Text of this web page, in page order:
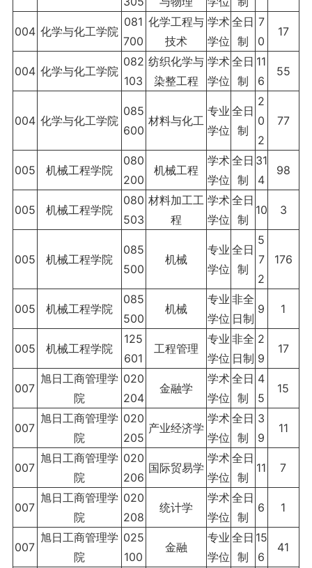
004 化学与化工学院
081
700
化学工程与
技术
学术
学位
全日
制
7
0
17
004 化学与化工学院
082
103
纺织化学与
染整工程
学术
学位
全日
制
11
6
55
004 化学与化工学院
085
600
材料与化工
专业
学位
全日
制
2
0
2
77
005 机械工程学院
080
200
机械工程
学术
学位
全日
制
31
4
98
005 机械工程学院
080
503
材料加工工
程
学术
学位
全日
制
10 3
005 机械工程学院
085
500
机械
专业
学位
全日
制
5
7
2
176
005 机械工程学院
085
500
机械
专业
学位
非全
日制
9 1
005 机械工程学院
125
601
工程管理
专业
学位
非全
日制
2
9
17
007
旭日工商管理学
院
020
204
金融学
学术
学位
全日
制
4
5
15
007
旭日工商管理学
院
020
205
产业经济学
学术
学位
全日
制
3
9
11
007
旭日工商管理学
院
020
206
国际贸易学
学术
学位
全日
制
11 7
007
旭日工商管理学
院
020
208
统计学
学术
学位
全日
制
6 1
007
旭日工商管理学
院
025
100
金融
专业
学位
全日
制
15
6
41